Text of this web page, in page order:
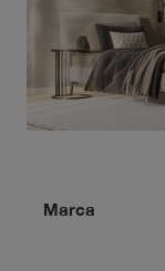
Marca